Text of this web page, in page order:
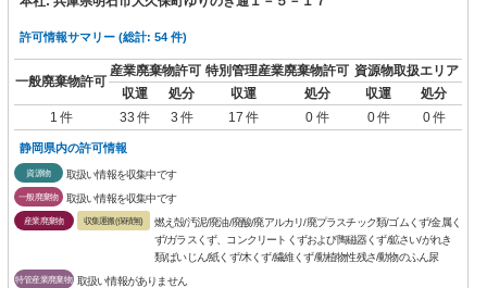
許可情報サマリー (総計: 54 件)
一般廃棄物許可
産業廃棄物許可 特別管理産業廃棄物許可 資源物取扱エリア
収運
処分 収運 処分 収運
処分
1 件
33 件 3 件 17 件 0 件 0 件 0 件
静岡県内の許可情報
資源物 取扱い情報を収集中です
一般廃棄物 取扱い情報を収集中です
産業廃棄物 収集運搬(保積無)
燃え殻/汚泥/廃油/廃酸/廃アルカリ/廃プラスチック類/ゴムくず/金属く
ず/ガラスくず、コンクリートくずおよび陶磁器くず/鉱さい/がれき
類/ばいじん/紙くず/木くず/繊維くず/動植物性残さ/動物のふん尿
特管産業廃棄物 取扱い情報がありません